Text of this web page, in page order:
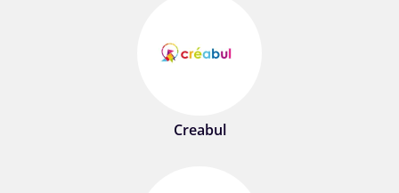
Creabul